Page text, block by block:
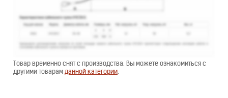
Товар временно снят с производства. Вы можете ознакомиться с
другими товарамданной категории.